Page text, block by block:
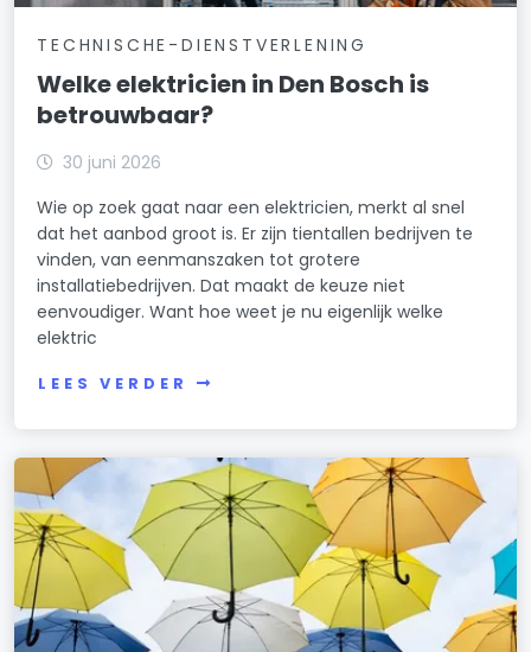
TECHNISCHE-DIENSTVERLENING
Welke elektricien in Den Bosch is
betrouwbaar?
30 juni 2026
Wie op zoek gaat naar een elektricien, merkt al snel
dat het aanbod groot is. Er zijn tientallen bedrijven te
vinden, van eenmanszaken tot grotere
installatiebedrijven. Dat maakt de keuze niet
eenvoudiger. Want hoe weet je nu eigenlijk welke
elektric
LEES VERDER